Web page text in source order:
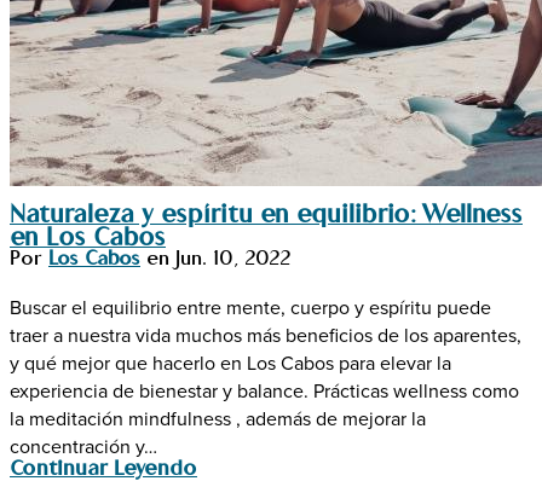
Naturaleza y espíritu en equilibrio: Wellness
en Los Cabos
Por Los Cabos en Jun. 10, 2022
Buscar el equilibrio entre mente, cuerpo y espíritu puede
traer a nuestra vida muchos más beneficios de los aparentes,
y qué mejor que hacerlo en Los Cabos para elevar la
experiencia de bienestar y balance. Prácticas wellness como
la meditación mindfulness , además de mejorar la
concentración y…
Continuar Leyendo